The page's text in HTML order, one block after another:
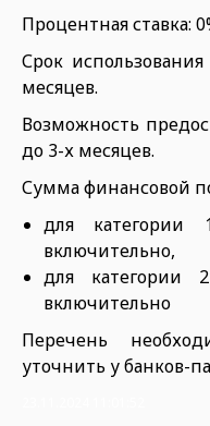
Процентная ставка:
Срок
месяцев.
Возможность
до 3-х месяцев.
Сумма финансовой
для
включительно,
для
включительно
Перечень
уточнить у банков-